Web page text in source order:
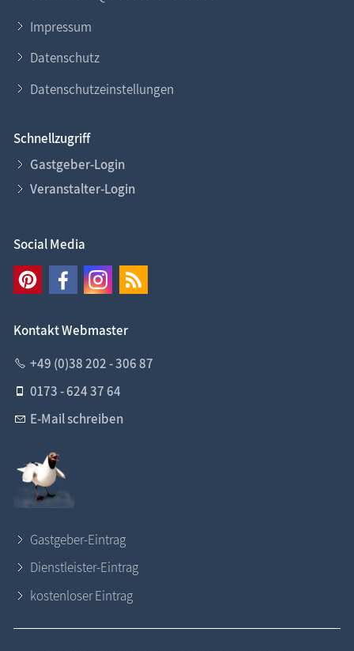
Impressum
Datenschutz
Datenschutzeinstellungen
Schnellzugriff
Gastgeber-Login
Veranstalter-Login
Social Media
Kontakt Webmaster
+49 (0)38 202 - 306 87
0173 - 624 37 64
E-Mail schreiben
Gastgeber-Eintrag
Dienstleister-Eintrag
kostenloser Eintrag